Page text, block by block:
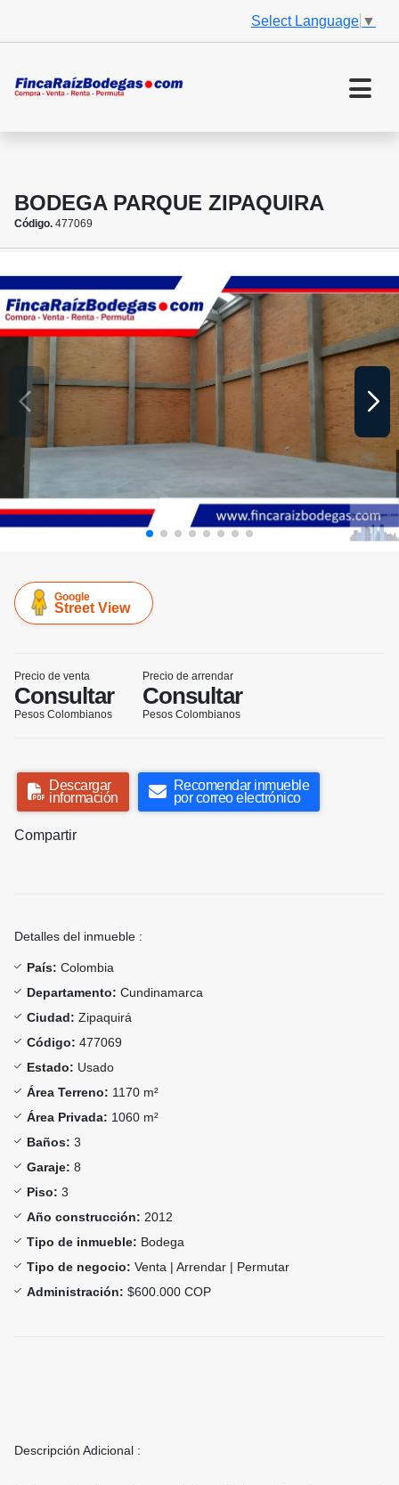
Select Language ▼
BODEGA PARQUE ZIPAQUIRA
Código. 477069
Google
Street View
Precio de venta
Consultar
Pesos Colombianos
Precio de arrendar
Consultar
Pesos Colombianos
Descargar
información
Recomendar inmueble
por correo electrónico
Compartir
Detalles del inmueble :
País: Colombia
Departamento: Cundinamarca
Ciudad: Zipaquirá
Código: 477069
Estado: Usado
Área Terreno: 1170 m²
Área Privada: 1060 m²
Baños: 3
Garaje: 8
Piso: 3
Año construcción: 2012
Tipo de inmueble: Bodega
Tipo de negocio: Venta | Arrendar | Permutar
Administración: $600.000 COP
Descripción Adicional :